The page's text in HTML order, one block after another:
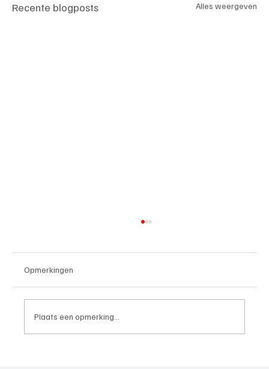
Recente blogposts Alles weergeven
Opmerkingen
Plaats een opmerking...